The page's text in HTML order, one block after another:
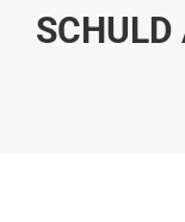
SCHULD